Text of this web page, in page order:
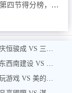
姆斯米切尔紧咬不放
08月04日 佛山西甲足球联赛32强淘汰赛 肇庆恒骏成 VS 三七互娱 全场录像
08月04日 佛山西甲足球联赛32强淘汰赛 广东西南建设 VS 香港圣徒 全场录像
08月04日 佛山西甲足球联赛32强淘汰赛 贪玩游戏 VS 美的薪火 全场录像